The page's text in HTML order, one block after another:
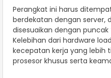
Perangkat ini harus
berdekatan dengan server,
disesuaikan dengan
Kelebihan dari hardware
kecepatan kerja yang lebih
prosesor khusus serta